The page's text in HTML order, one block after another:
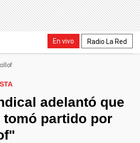
En vivo Radio La Red
adelantó que
tomó partido por